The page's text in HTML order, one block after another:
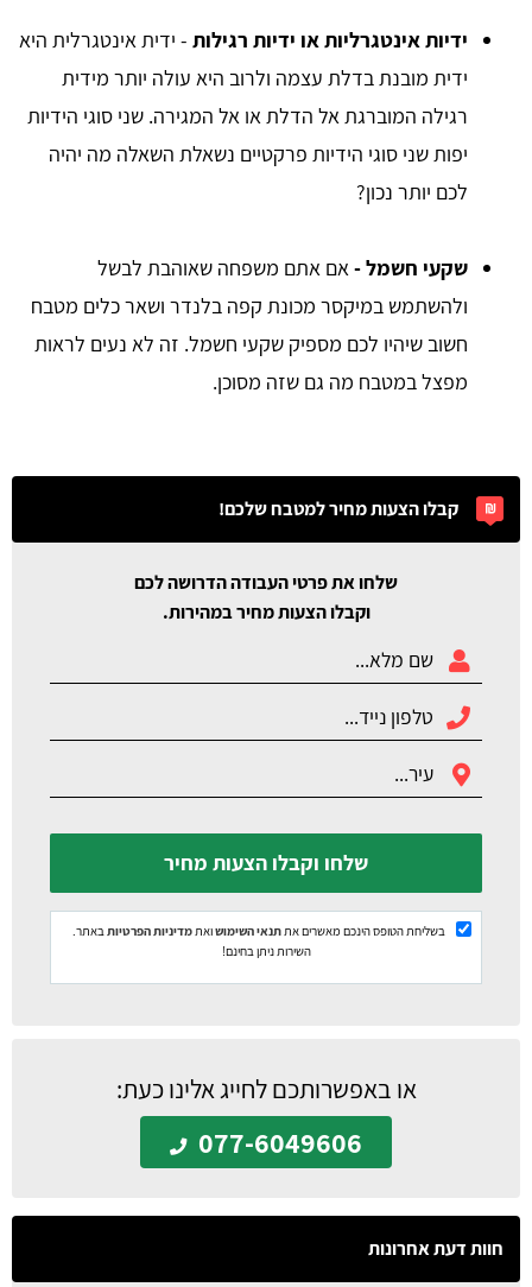
ידיות אינטגרליות או ידיות רגילות - ידית אינטגרלית היא
ידית מובנת בדלת עצמה ולרוב היא עולה יותר מידית
רגילה המוברגת אל הדלת או אל המגירה. שני סוגי הידיות
יפות שני סוגי הידיות פרקטיים נשאלת השאלה מה יהיה
לכם יותר נכון?
שקעי חשמל -אם אתם משפחה שאוהבת לבשל
ולהשתמש במיקסר מכונת קפה בלנדר ושאר כלים מטבח
חשוב שיהיו לכם מספיק שקעי חשמל. זה לא נעים לראות
מפצל במטבח מה גם שזה מסוכן.
קבלו הצעות מחיר למטבח שלכם!
שלחו את פרטי העבודה הדרושה לכם
וקבלו הצעות מחיר במהירות.
שלחו וקבלו הצעות מחיר
בשליחת הטופס הינכם מאשרים אתתנאי השימושואתמדיניות הפרטיותבאתר.
השירות ניתן בחינם!
או באפשרותכם לחייג אלינו כעת:
077-6049606
חוות דעת אחרונות